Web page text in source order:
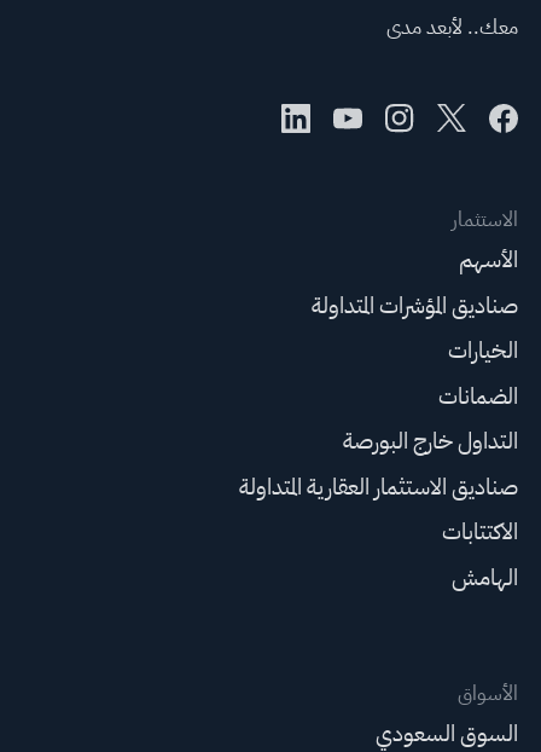
معك.. لأبعد مدى
الاستثمار
الأسهم
صناديق المؤشرات المتداولة
الخيارات
الضمانات
التداول خارج البورصة
صناديق الاستثمار العقارية المتداولة
الاكتتابات
الهامش
الأسواق
السوق السعودي